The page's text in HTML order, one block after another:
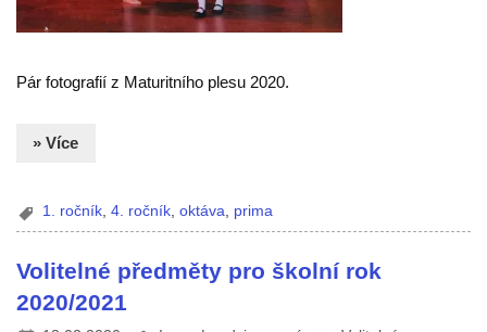
Pár fotografií z Maturitního plesu 2020.
» Více
1. ročník,4. ročník,oktáva, prima
Volitelné předměty pro školní rok
2020/2021